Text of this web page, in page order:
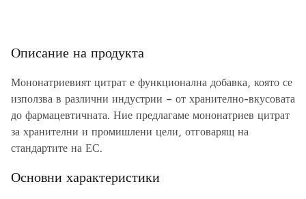
Описание на продукта
Мононатриевият цитрат е функционална добавка, която се
използва в различни индустрии – от хранително-вкусовата
до фармацевтичната. Ние предлагаме мононатриев цитрат
за хранителни и промишлени цели, отговарящ на
стандартите на ЕС.
Основни характеристики